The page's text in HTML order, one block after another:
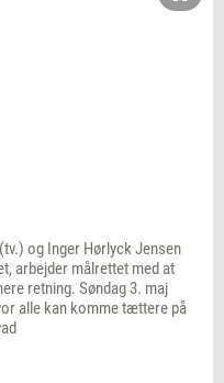
og Inger Hørlyck Jensen
arbejder målrettet med at
retning. Søndag 3. maj
alle kan komme tættere på